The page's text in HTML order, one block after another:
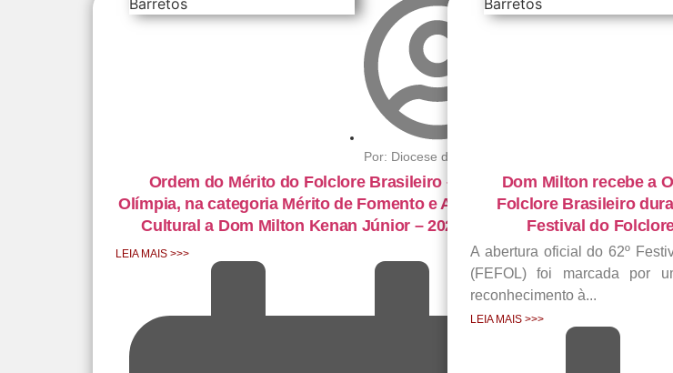
Por: Diocese de Barretos
Ordem do Mérito do Folclore Brasileiro –
Olímpia, na categoria Mérito de Fomento e Apoio
Cultural a Dom Milton Kenan Júnior – 2026
LEIA MAIS >>>
Dom Milton recebe a
Folclore Brasileiro
Festival do
A abertura oficial do 62º
(FEFOL) foi marcada por
reconhecimento à...
LEIA MAIS >>>